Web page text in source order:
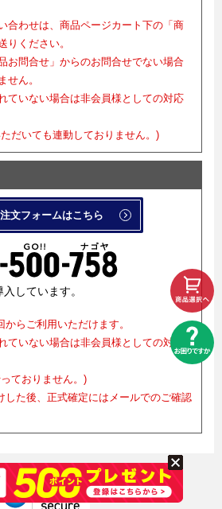
合わせは、商品ページカート下の「商
りください。
お問合せ」からのお問合せでない場合
せん。
ていない場合は非会員様としての対応
だいても連動しておりません。)
文フォームはこちら
しています。
らご利用いただけます。
いない場合は非会員様としての対応
ておりません。)
た後、正式確定にはメールでのご確認